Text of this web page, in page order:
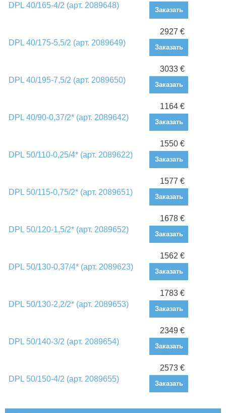
DPL 40/165-4/2 (арт. 2089648)
Заказать
DPL 40/175-5,5/2 (арт. 2089649)
2927 €
Заказать
DPL 40/195-7,5/2 (арт. 2089650)
3033 €
Заказать
DPL 40/90-0,37/2* (арт. 2089642)
1164 €
Заказать
DPL 50/110-0,25/4* (арт. 2089622)
1550 €
Заказать
DPL 50/115-0,75/2* (арт. 2089651)
1577 €
Заказать
DPL 50/120-1,5/2* (арт. 2089652)
1678 €
Заказать
DPL 50/130-0,37/4* (арт. 2089623)
1562 €
Заказать
DPL 50/130-2,2/2* (арт. 2089653)
1783 €
Заказать
DPL 50/140-3/2 (арт. 2089654)
2349 €
Заказать
DPL 50/150-4/2 (арт. 2089655)
2573 €
Заказать